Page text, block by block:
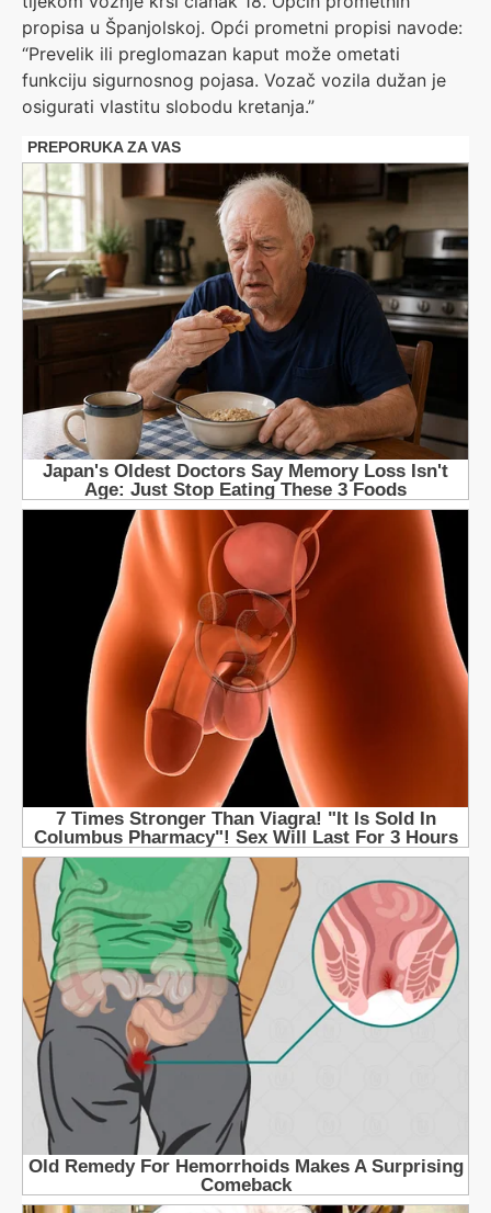
propisa u Španjolskoj. Opći prometni propisi navode:
“Prevelik ili preglomazan kaput može ometati
funkciju sigurnosnog pojasa. Vozač vozila dužan je
osigurati vlastitu slobodu kretanja.”